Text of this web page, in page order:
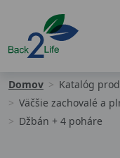
Domov
Katalóg
Väčšie zachovalé a
Džbán + 4 poháre